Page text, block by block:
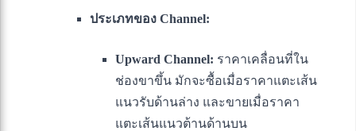
ประเภทของ Channel:
Upward Channel: ราคาเคลื่อนที่ใน
ช่องขาขึ้น มักจะซื้อเมื่อราคาแตะเส้น
แนวรับด้านล่าง และขายเมื่อราคา
แตะเส้นแนวต้านด้านบน